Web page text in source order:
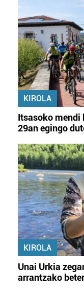
KIROLA
Itsasoko
29an egingo
KIROLA
Unai Urkia
arrantzako